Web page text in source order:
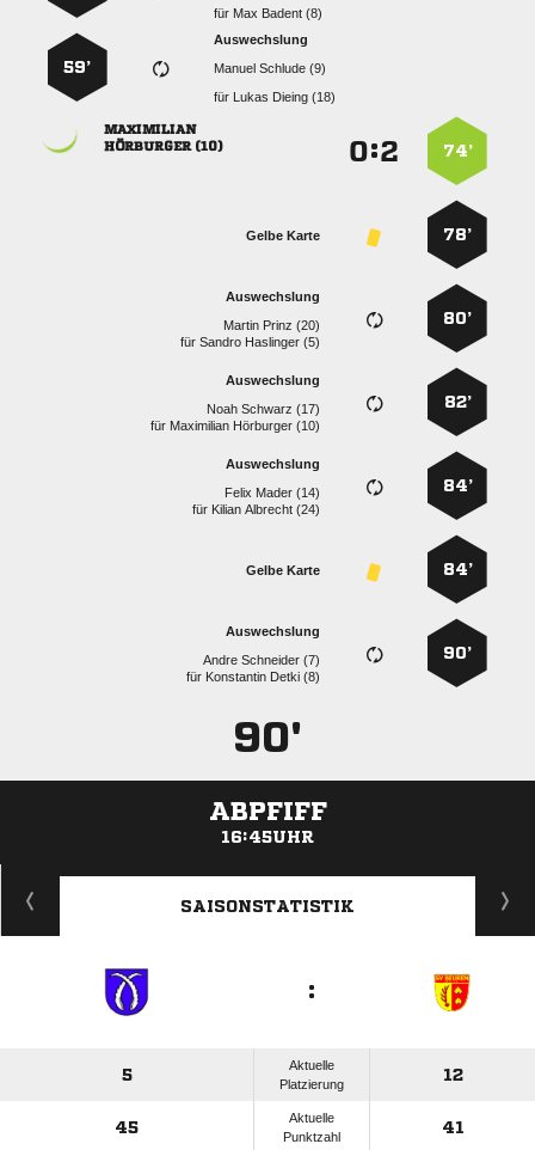
für   
Auswechslung
  
für   
59’
74’
:

 
78’
Gelbe Karte
80’
Auswechslung
  
für  
82’
Auswechslung
  
für   
84’
Auswechslung
  
für   
84’
Gelbe Karte
90’
Auswechslung
  
für   
90'
ABPFIFF
16:45UHR
ANZEIGE
SAISONSTATISTIK
:
5
Aktuelle
Platzierung
12
45
Aktuelle
Punktzahl
41